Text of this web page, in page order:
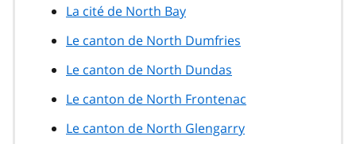
La cité de North Bay
Le canton de North Dumfries
Le canton de North Dundas
Le canton de North Frontenac
Le canton de North Glengarry